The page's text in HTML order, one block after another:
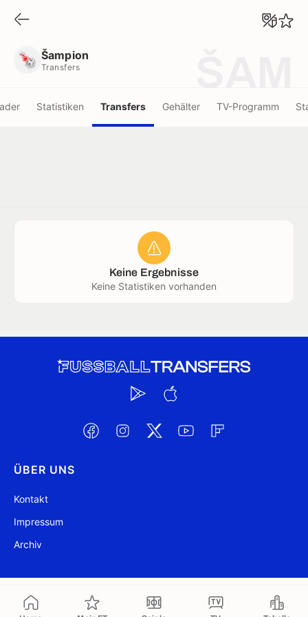
Šampion
Transfers
Statistiken Transfers Gehälter TV-Programm
Keine Ergebnisse
Keine Statistiken vorhanden
ÜBER UNS
Kontakt
Impressum
Archiv